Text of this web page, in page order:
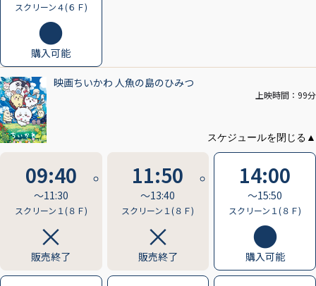
スクリーン４(６Ｆ)
購入可能
映画ちいかわ 人魚の島のひみつ
上映時間：99分
09:40
〜11:30
スクリーン１(８Ｆ)
販売終了
11:50
〜13:40
スクリーン１(８Ｆ)
販売終了
14:00
〜15:50
スクリーン１(８Ｆ)
購入可能